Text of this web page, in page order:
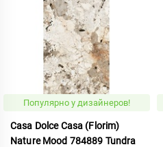
Популярно у дизайнеров!
Casa Dolce Casa (Florim)
Nature Mood 784889 Tundra